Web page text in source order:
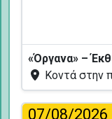
«Όργανα» –
Κοντά στην
07/08/2026